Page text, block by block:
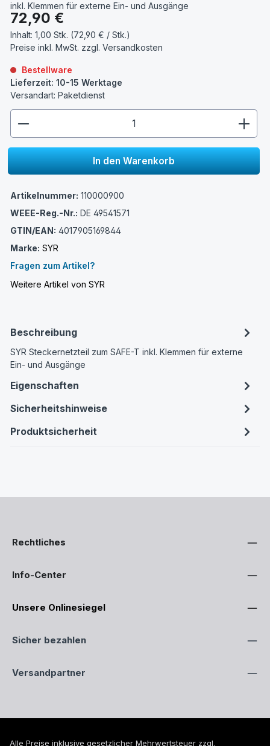
inkl. Klemmen für externe Ein- und Ausgänge
Regulärer Preis:
72,90 €
Inhalt: 1,00 Stk. (72,90 € / Stk.)
Preise inkl. MwSt. zzgl. Versandkosten
Bestellware
Lieferzeit: 10-15 Werktage
Versandart: Paketdienst
In den Warenkorb
Artikelnummer: 110000900
WEEE-Reg.-Nr.: DE 49541571
GTIN/EAN: 4017905169844
Marke: SYR
Fragen zum Artikel?
Weitere Artikel von SYR
Beschreibung
SYR Steckernetzteil zum SAFE-T inkl. Klemmen für externe
Ein- und Ausgänge
Eigenschaften
Sicherheitshinweise
Produktsicherheit
Rechtliches
Info-Center
Unsere Onlinesiegel
Sicher bezahlen
Versandpartner
Alle Preise inklusive gesetzlicher Mehrwertsteuer zzgl.